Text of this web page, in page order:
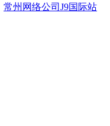
常州网络公司J9国际站